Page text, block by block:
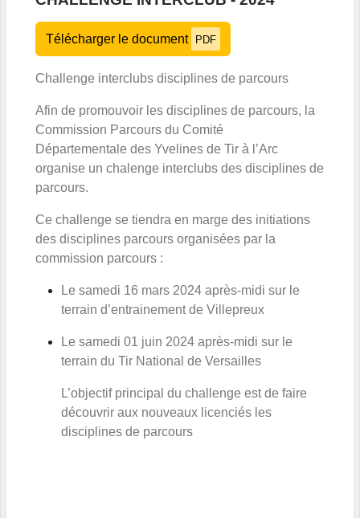
Télécharger le document PDF
Challenge interclubs disciplines de parcours
Afin de promouvoir les disciplines de parcours, la
Commission Parcours du Comité
Départementale des Yvelines de Tir à l’Arc
organise un chalenge interclubs des disciplines de
parcours.
Ce challenge se tiendra en marge des initiations
des disciplines parcours organisées par la
commission parcours :
Le samedi 16 mars 2024 après-midi sur le
terrain d’entrainement de Villepreux
Le samedi 01 juin 2024 après-midi sur le
terrain du Tir National de Versailles
L’objectif principal du challenge est de faire
découvrir aux nouveaux licenciés les
disciplines de parcours